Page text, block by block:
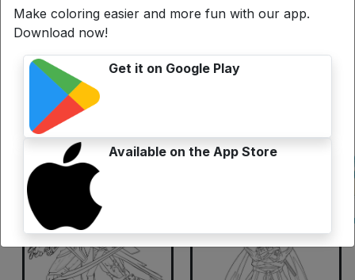
Make coloring easier and more fun with our app.
Download now!
Get it on Google Play
Available on the App Store